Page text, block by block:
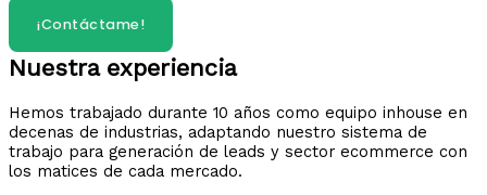
¡Contáctame!
Nuestra experiencia
Hemos trabajado durante 10 años como equipo inhouse en
decenas de industrias, adaptando nuestro sistema de
trabajo para generación de leads y sector ecommerce con
los matices de cada mercado.